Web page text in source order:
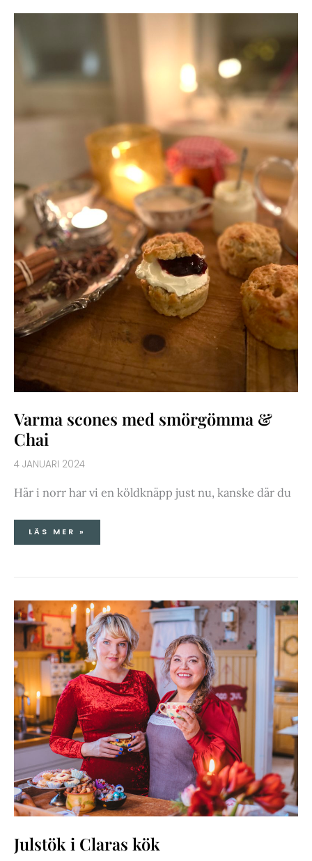
Varma scones med smörgömma &
Chai
4 JANUARI 2024
Här i norr har vi en köldknäpp just nu, kanske där du
VARMA
LÄS MER »
Julstök i Claras kök
JULSTÖK
I
CLARAS
KÖK